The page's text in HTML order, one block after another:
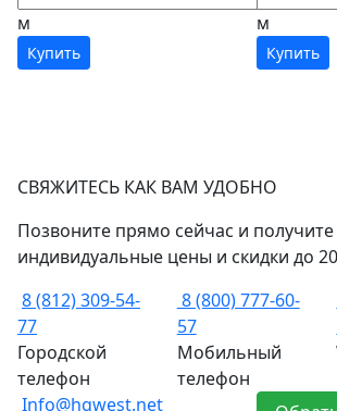
м
Купить
м
Купить
СВЯЖИТЕСЬ КАК ВАМ УДОБНО
Позвоните прямо сейчас и получите
индивидуальные цены и скидки до
8 (812) 309-54-
77
Городской
телефон
8 (800) 777-60-
57
Мобильный
телефон
Info@hgwest.net